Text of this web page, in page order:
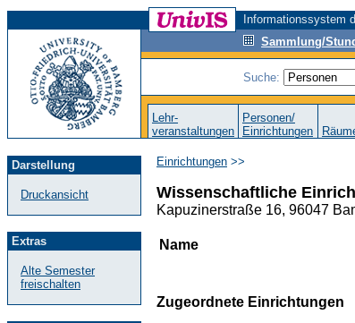
Informationssystem
Sammlung/
Suche:
Lehr-
veranstaltungen
Personen/
Einrichtungen
Darstellung
Druckansicht
Extras
Alte Semester
freischalten
Einrichtungen >>
Wissenschaftliche
Kapuzinerstraße 16, 96047
Name
Zugeordnete Einrichtungen